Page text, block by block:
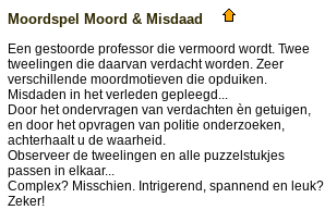
Moordspel Moord & Misdaad
Een gestoorde professor die vermoord wordt. Twee
tweelingen die daarvan verdacht worden. Zeer
verschillende moordmotieven die opduiken.
Misdaden in het verleden gepleegd...
Door het ondervragen van verdachten èn getuigen,
en door het opvragen van politie onderzoeken,
achterhaalt u de waarheid.
Observeer de tweelingen en alle puzzelstukjes
passen in elkaar...
Complex? Misschien. Intrigerend, spannend en leuk?
Zeker!